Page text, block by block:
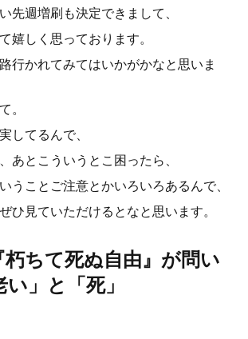
先週増刷も決定できまして、
嬉しく思っております。
行かれてみてはいかがかなと思いま
。
してるんで、
あとこういうとこ困ったら、
うことご注意とかいろいろあるんで、
ひ見ていただけるとなと思います。
朽ちて死ぬ自由』が問い
」と「死」